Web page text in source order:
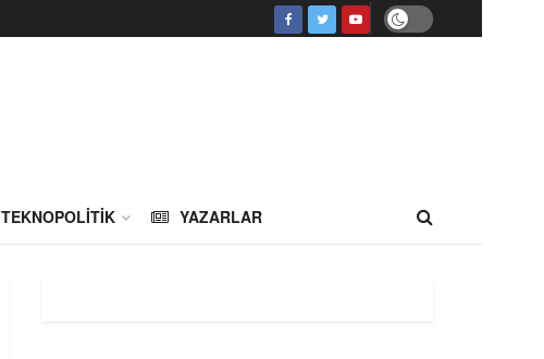
TEKNOPOLITIK YAZARLAR